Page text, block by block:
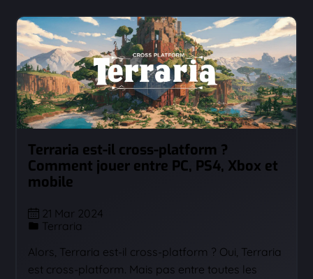
Terraria est-il cross-platform ?
Comment jouer entre PC, PS4, Xbox et
mobile
21 Mar 2024
Terraria
Alors, Terraria est-il cross-platform ? Oui, Terraria
est cross-platform. Mais pas entre toutes les